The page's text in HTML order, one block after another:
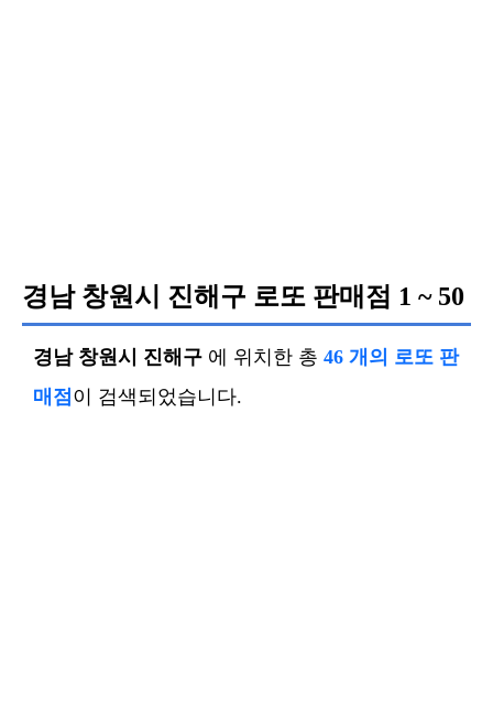
경남 창원시 진해구 로또 판매점 1 ~ 50
경남 창원시 진해구 에 위치한 총 46 개의 로또 판
매점 이 검색되었습니다.